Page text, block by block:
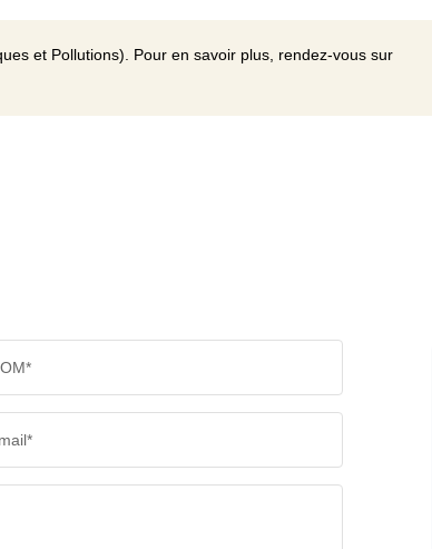
et Pollutions). Pour en savoir plus, rendez-vous sur